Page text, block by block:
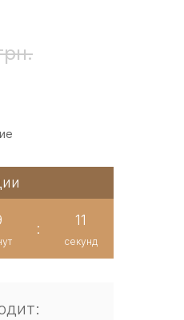
:
11
секунд